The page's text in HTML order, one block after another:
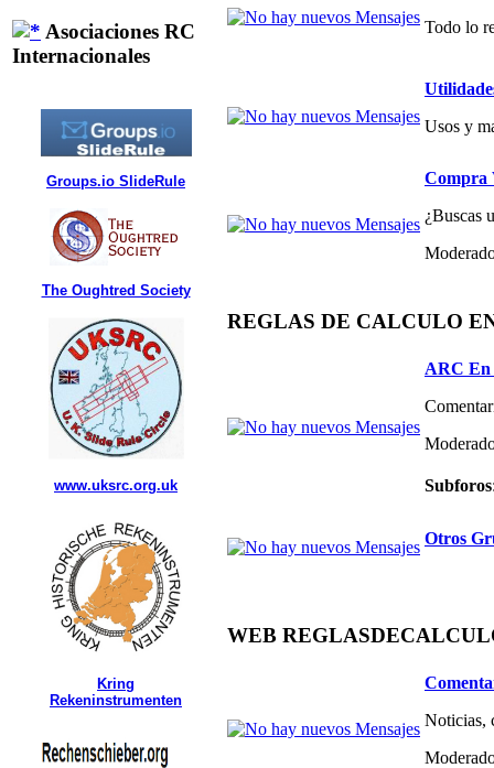
Asociaciones RC
Internacionales
Groups.io SlideRule
The Oughtred Society
www.uksrc.org.uk
Kring
Rekeninstrumenten
Todo lo
Usos y
Compra
¿Buscas
REGLAS DE CALCULO
ARC En
Subforos
Otros
WEB
Noticias,